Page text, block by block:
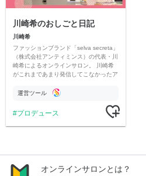
川崎希のおしごと日記
川崎希
ファッションブランド「selva secreta」
（株式会社アンティミンス）の代表・川
崎希によるオンラインサロン。 川崎希
がこれまであまり発信してこなかったア
届けします！
運営ツール
プロデュース
オンラインサロンとは？